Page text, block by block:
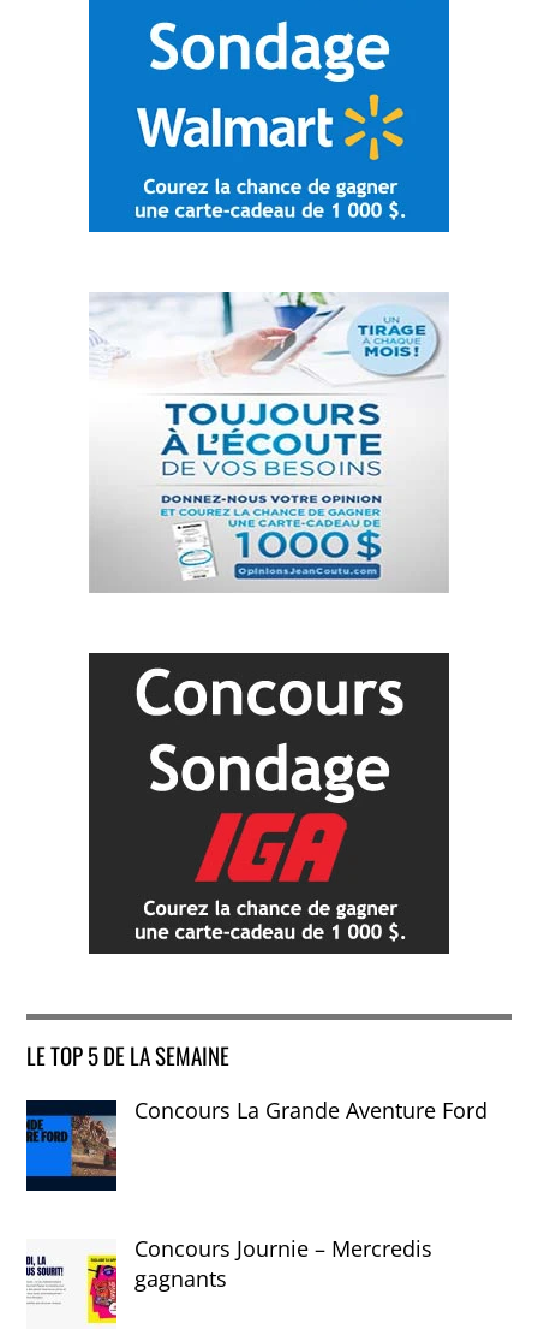
LE TOP 5 DE LA SEMAINE
Concours La Grande Aventure Ford
Concours Journie – Mercredis
gagnants